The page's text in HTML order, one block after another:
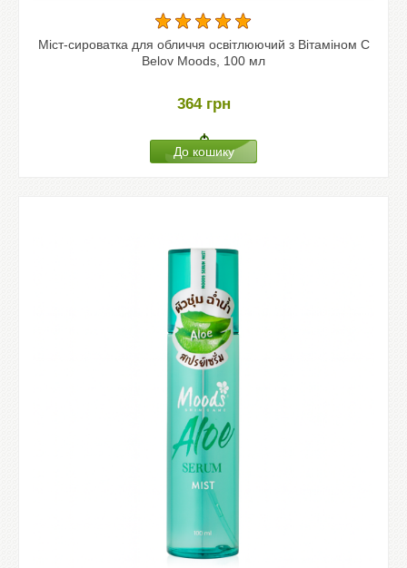
Міст-сироватка для обличчя освітлюючий з Вітаміном С
Belov Moods, 100 мл
364 грн